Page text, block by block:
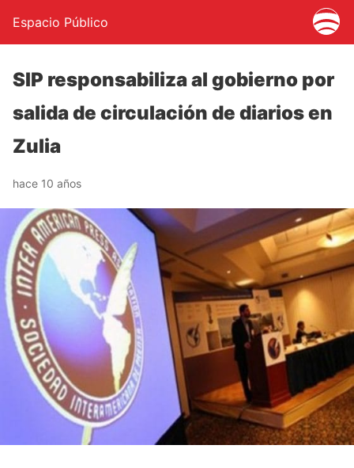
Espacio Público
SIP responsabiliza al gobierno por
salida de circulación de diarios en
Zulia
hace 10 años